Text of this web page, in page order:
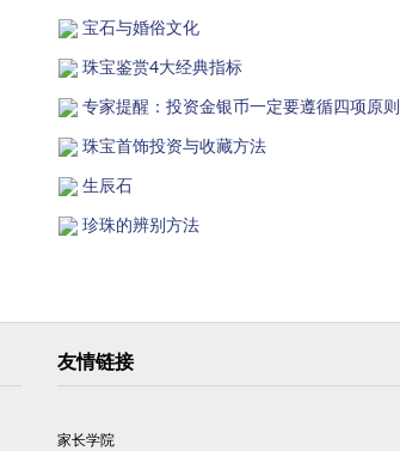
宝石与婚俗文化
珠宝鉴赏4大经典指标
专家提醒：投资金银币一定要遵循四项原则
珠宝首饰投资与收藏方法
生辰石
珍珠的辨别方法
友情链接
家长学院